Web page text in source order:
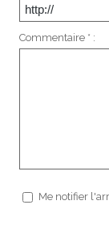
Commentaire * :
Me notifier